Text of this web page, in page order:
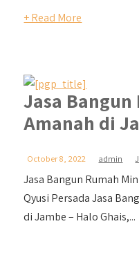
+ Read More
Jasa
Amanah di
October 8, 2022 admin
Jasa Bangun Rumah
Qyusi Persada Jasa
di Jambe – Halo Ghais,...